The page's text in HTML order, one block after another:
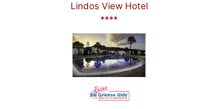
Lindos View Hotel
****